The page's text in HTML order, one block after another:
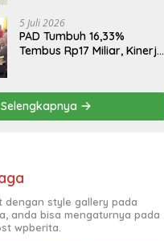
5 Juli 2026
PAD Tumbuh 16,33%
Tembus Rp17 Miliar, Kinerja
Selengkapnya
dengan style gallery pada
anda bisa mengaturnya pada
wpberita.